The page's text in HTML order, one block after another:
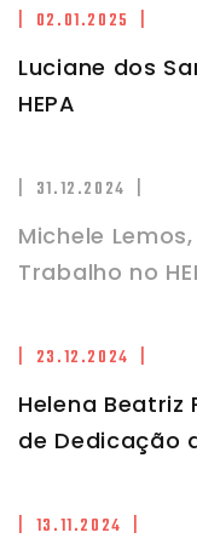
| 02.01.2025 |
Luciane dos
HEPA
| 31.12.2024 |
Michele
Trabalho no
| 23.12.2024 |
Helena Beatriz
de Dedicação
| 13.11.2024 |